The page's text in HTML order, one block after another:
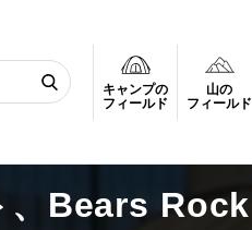
キャンプの
フィールド
山の
フィールド
ト
、Bears Rock